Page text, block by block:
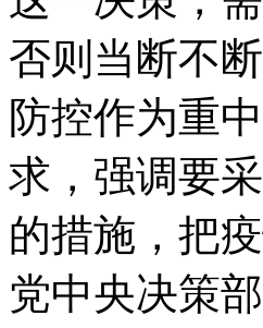
否则当断不
防控作为重
求，强调要
的措施，把
党中央决策